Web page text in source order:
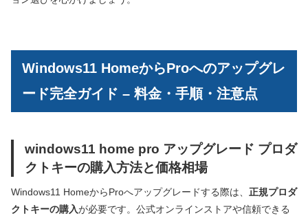
Windows11 HomeからProへのアップグレ
ード完全ガイド – 料金・手順・注意点
windows11 home pro アップグレード プロダ
クトキーの購入方法と価格相場
Windows11 HomeからProへアップグレードする際は、 正規プロダ
クトキーの購入が必要です。公式オンラインストアや信頼できる